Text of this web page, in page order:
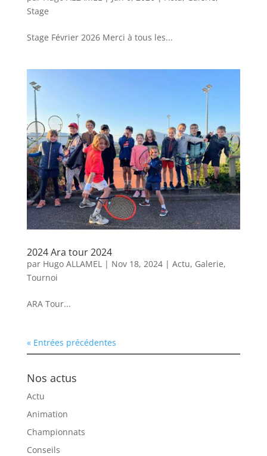
Stage
Stage Février 2026 Merci à tous les...
2024 Ara tour 2024
par Hugo ALLAMEL | Nov 18, 2024| Actu, Galerie,
Tournoi
ARA Tour...
« Entrées précédentes
Nos actus
Actu
Animation
Championnats
Conseils